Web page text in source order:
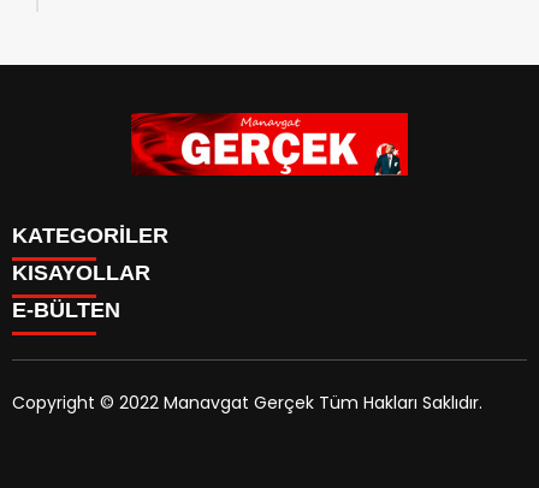
KATEGORİLER
Siyaset
Eğitim
Yazarlar
KISAYOLLAR
E-BÜLTEN
Copyright © 2022 Manavgat Gerçek Tüm Hakları Saklıdır.